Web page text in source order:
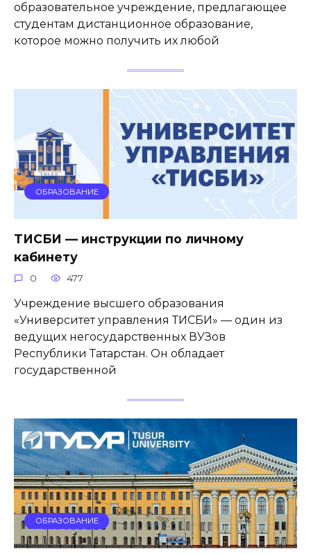
образовательное учреждение, предлагающее
студентам дистанционное образование,
которое можно получить их любой
ОБРАЗОВАНИЕ
ТИСБИ — инструкции по личному
кабинету
0 477
Учреждение высшего образования
«Университет управления ТИСБИ» — один из
ведущих негосударственных ВУЗов
Республики Татарстан. Он обладает
государственной
ОБРАЗОВАНИЕ